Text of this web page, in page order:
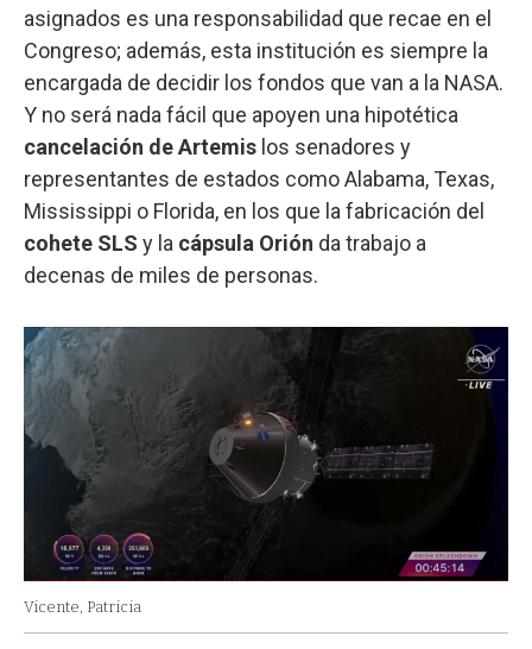
asignados es una responsabilidad que recae en el
Congreso; además, esta institución es siempre la
encargada de decidir los fondos que van a la NASA.
Y no será nada fácil que apoyen una hipotética
cancelación de Artemis los senadores y
representantes de estados como Alabama, Texas,
Mississippi o Florida, en los que la fabricación del
cohete SLS y la cápsula Orión da trabajo a
decenas de miles de personas.
Vicente, Patricia